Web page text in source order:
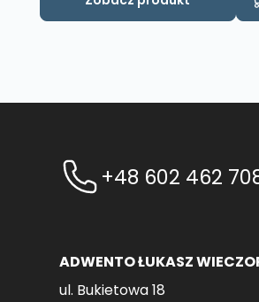
+48 602 462
ADWENTO ŁUKASZ
ul. Bukietowa 18